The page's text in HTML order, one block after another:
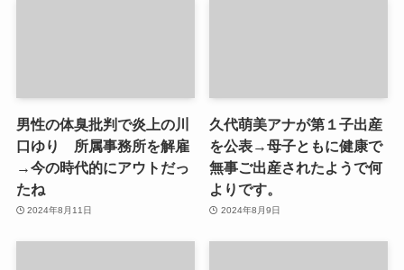
男性の体臭批判で炎上の川
口ゆり 所属事務所を解雇
→今の時代的にアウトだっ
たね
2024年8月11日
久代萌美アナが第１子出産
を公表→母子ともに健康で
無事ご出産されたようで何
よりです。
2024年8月9日